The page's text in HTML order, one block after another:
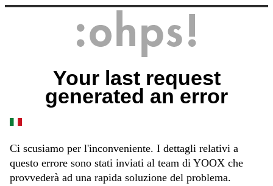
Your last request
generated an error
Ci scusiamo per l'inconveniente. I dettagli relativi a
questo errore sono stati inviati al team di YOOX che
provvederà ad una rapida soluzione del problema.